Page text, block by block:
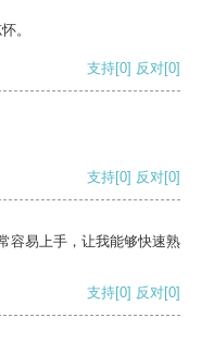
。
支持[0] 反对[0]
支持[0] 反对[0]
容易上手，让我能够快速熟
支持[0] 反对[0]